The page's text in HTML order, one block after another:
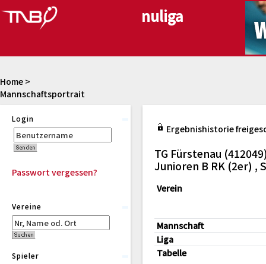
Mannschaftsportrait
Home >
Login
Passwort vergessen?
Vereine
Spieler
Ergebnishistorie
TG Fürstenau
Junioren B RK (2er) ,
Verein
Mannschaft
Liga
Tabelle